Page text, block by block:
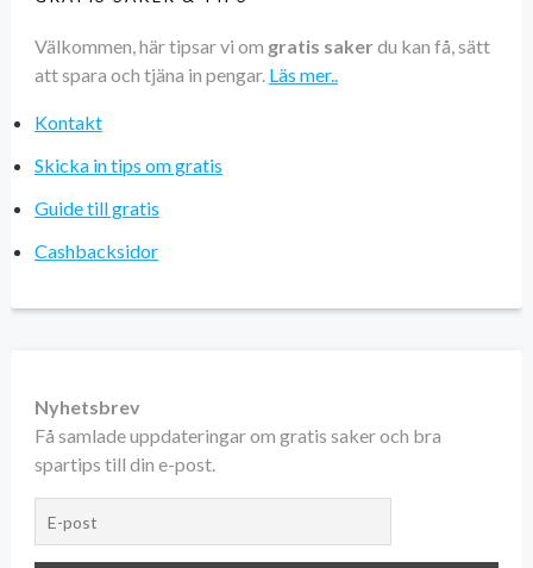
Välkommen, här tipsar vi om gratis saker du kan få, sätt
att spara och tjäna in pengar. Läs mer..
Kontakt
Skicka in tips om gratis
Guide till gratis
Cashbacksidor
Nyhetsbrev
Få samlade uppdateringar om gratis saker och bra
spartips till din e-post.